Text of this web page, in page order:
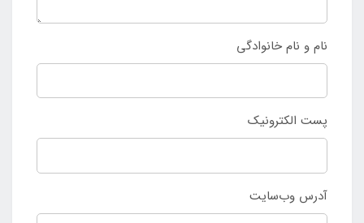
نام و نام خانوادگی
پست الکترونیک
آدرس وب‌سایت